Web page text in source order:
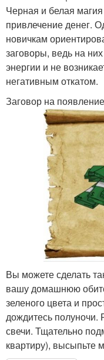
Черная и белая
привлечение денег.
новичкам
заговоры, ведь на
энергии и не
негативным откатом.
Заговор на
Вы можете сделать
вашу домашнюю
зеленого цвета и
дождитесь полуночи.
свечи. Тщательно
квартиру), высыпьте